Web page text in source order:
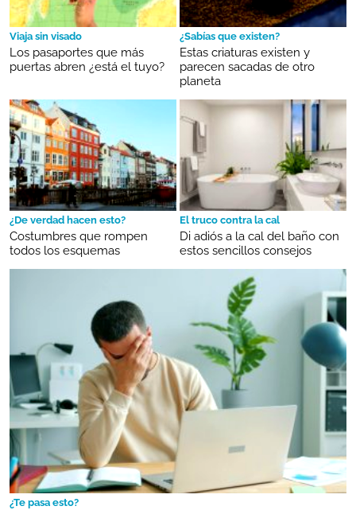
Viaja sin visado
Los pasaportes que más
puertas abren ¿está el tuyo?
¿Sabías que existen?
Estas criaturas existen y
parecen sacadas de otro
planeta
¿De verdad hacen esto?
Costumbres que rompen
todos los esquemas
El truco contra la cal
Di adiós a la cal del baño con
estos sencillos consejos
¿Te pasa esto?